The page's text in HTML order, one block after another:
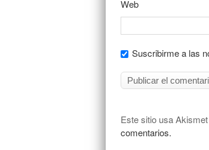
Web
Suscribirme a las
Este sitio usa
comentarios.